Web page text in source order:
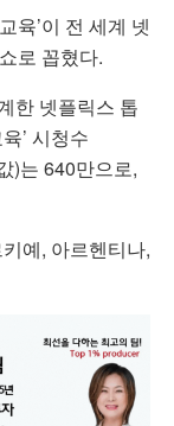
육’이 전 세계 넷
로 꼽혔다.
한 넷플릭스 톱
’ 시청수
)는 640만으로,
예, 아르헨티나,